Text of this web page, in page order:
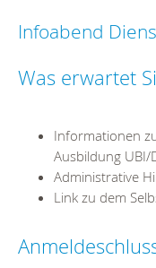
Infoabend
Was erwartet
Informationen
Ausbildung UBI/
Administrative
Link zu dem